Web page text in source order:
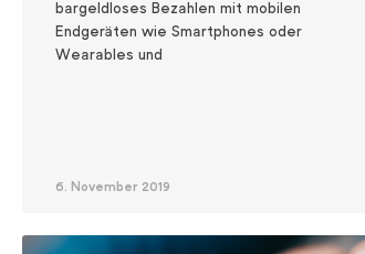
bargeldloses Bezahlen mit mobilen
Endgeräten wie Smartphones oder
Wearables und
6. November 2019